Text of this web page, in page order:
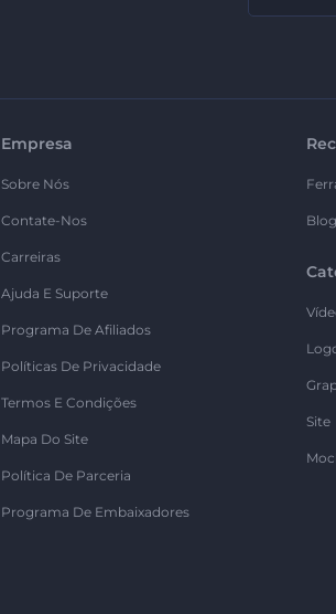
Empresa
Sobre Nós
Contate-Nos
Carreiras
Ajuda E Suporte
Programa De Afiliados
Políticas De Privacidade
Termos E Condições
Mapa Do Site
Política De Parceria
Programa De Embaixadores
Blog
Site